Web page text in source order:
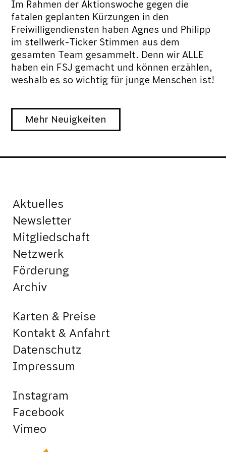
Im Rahmen der Aktionswoche gegen die
fatalen geplanten Kürzungen in den
Freiwilligendiensten haben Agnes und Philipp
im stellwerk-Ticker Stimmen aus dem
gesamten Team gesammelt. Denn wir ALLE
haben ein FSJ gemacht und können erzählen,
weshalb es so wichtig für junge Menschen ist!
Mehr Neuigkeiten
Aktuelles
Newsletter
Mitgliedschaft
Netzwerk
Förderung
Archiv
Karten & Preise
Kontakt & Anfahrt
Datenschutz
Impressum
Instagram
Facebook
Vimeo